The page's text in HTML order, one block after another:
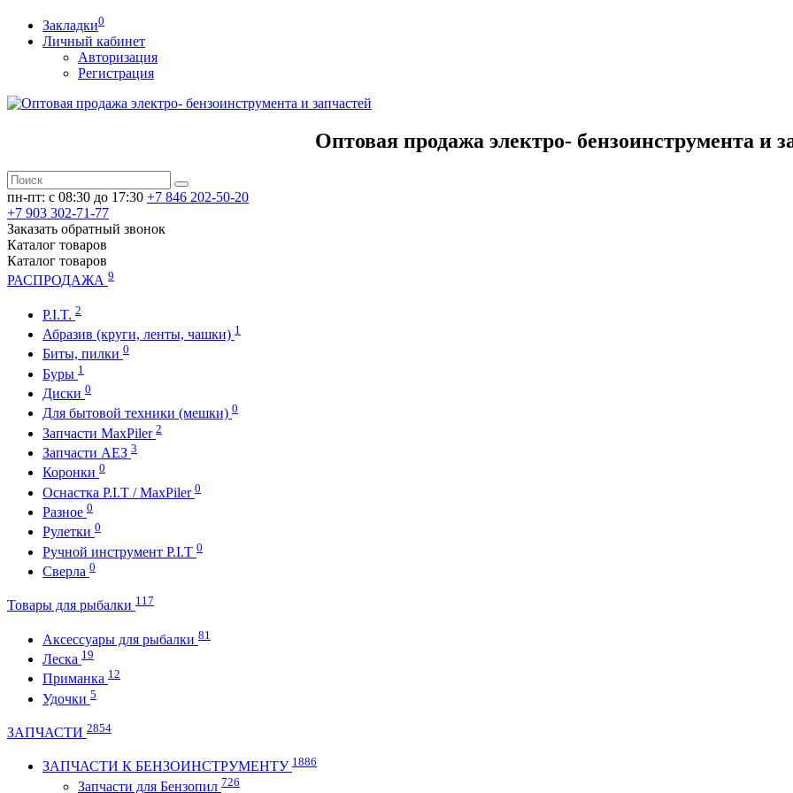
Закладки0
Личный кабинет
Авторизация
Регистрация
Оптовая продажа электро- бензоинструмента и
пн-пт: c 08:30 до 17:30 +7 846 202-50-20
+7 903 302-71-77
Заказать обратный звонок
Каталог товаров
Каталог товаров
РАСПРОДАЖА 9
P.I.T. 2
Абразив (круги, ленты, чашки) 1
Биты, пилки 0
Буры 1
Диски 0
Для бытовой техники (мешки) 0
Запчасти MaxPiler 2
Запчасти АЕЗ 3
Коронки 0
Оснастка P.I.T / MaxPiler 0
Разное 0
Рулетки 0
Ручной инструмент P.I.T 0
Сверла 0
Товары для рыбалки 117
Аксессуары для рыбалки 81
Леска 19
Приманка 12
Удочки 5
ЗАПЧАСТИ 2854
ЗАПЧАСТИ К БЕНЗОИНСТРУМЕНТУ 1886
Запчасти для Бензопил 726